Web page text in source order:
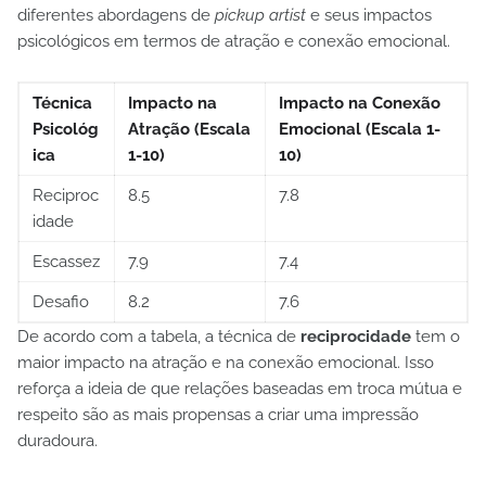
diferentes abordagens de pickup artist e seus impactos
psicológicos em termos de atração e conexão emocional.
Técnica
Psicológ
ica
Impacto na
Atração (Escala
1-10)
Impacto na Conexão
Emocional (Escala 1-
10)
Reciproc
idade
8.5 7.8
Escassez 7.9 7.4
Desafio 8.2
7.6
De acordo com a tabela, a técnica de reciprocidade tem o
maior impacto na atração e na conexão emocional. Isso
reforça a ideia de que relações baseadas em troca mútua e
respeito são as mais propensas a criar uma impressão
duradoura.